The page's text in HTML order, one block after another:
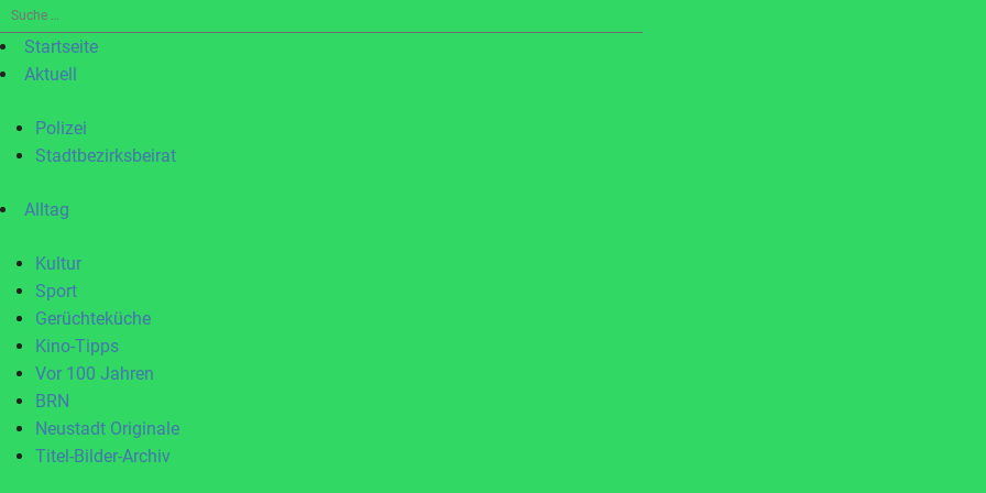
Suche
nach:Startseite
Aktuell
Polizei
Stadtbezirksbeirat
Alltag
Kultur
Sport
Gerüchteküche
Kino-Tipps
Vor 100 Jahren
BRN
Neustadt Originale
Titel-Bilder-Archiv